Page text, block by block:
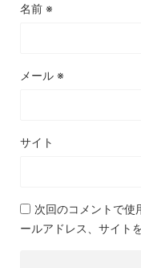
名前 ※
メール ※
サイト
次回のコメントで使
ールアドレス、サイト